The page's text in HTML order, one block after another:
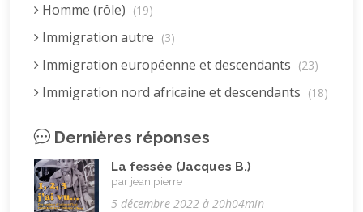
Homme (rôle) (19)
Immigration autre (3)
Immigration européenne et descendants (23)
Immigration nord africaine et descendants (18)
(18)
Juif.ve (être) (10)
LGBTQIA+
Dernières réponses
La fessée (Jacques B.)
par jean pierre
5 décembre 2022 à 20h04min